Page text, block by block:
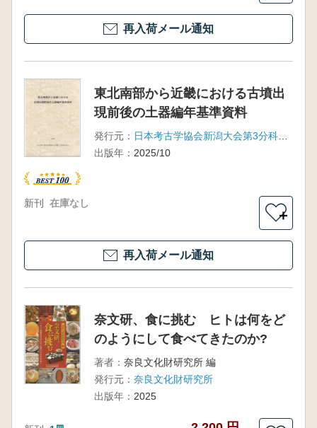
再入荷メール通知
東北南部から近畿における古墳出
現前後の土器編年基準資料
発行元：
日本考古学協会新潟大会第3分科会有志
出版年： 2025/10
新刊 在庫なし
＋
再入荷メール通知
奈文研、食に挑む ヒトは何をど
のようにして食べてきたのか?
著者： 奈良文化財研究所 編
発行元： 奈良文化財研究所
出版年： 2025